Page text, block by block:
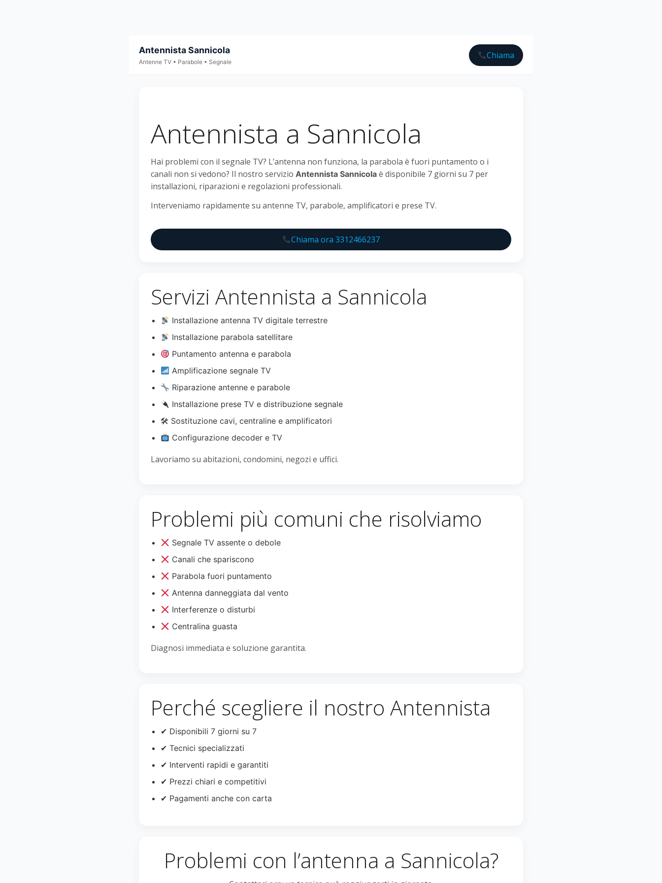
Antennista Sannicola
Antenne TV • Parabole • Segnale
Chiama
Antennista a Sannicola
Hai problemi con il segnale TV? L’antenna non funziona, la parabola è fuori puntamento o i
canali non si vedono? Il nostro servizio Antennista Sannicola è disponibile 7 giorni su 7 per
installazioni, riparazioni e regolazioni professionali.
Interveniamo rapidamente su antenne TV, parabole, amplificatori e prese TV.
Chiama ora 3312466237
Servizi Antennista a Sannicola
Installazione antenna TV digitale terrestre
Installazione parabola satellitare
Puntamento antenna e parabola
Amplificazione segnale TV
Riparazione antenne e parabole
Installazione prese TV e distribuzione segnale
🛠 Sostituzione cavi, centraline e amplificatori
Configurazione decoder e TV
Lavoriamo su abitazioni, condomini, negozi e uffici.
Problemi più comuni che risolviamo
Segnale TV assente o debole
Canali che spariscono
Parabola fuori puntamento
Antenna danneggiata dal vento
Interferenze o disturbi
Centralina guasta
Diagnosi immediata e soluzione garantita.
Perché scegliere il nostro Antennista
✔ Disponibili 7 giorni su 7
✔ Tecnici specializzati
✔ Interventi rapidi e garantiti
✔ Prezzi chiari e competitivi
✔ Pagamenti anche con carta
Problemi con l’antenna a Sannicola?